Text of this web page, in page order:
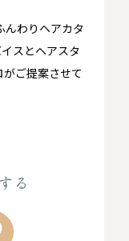
んわりヘアカタ
スとヘアスタ
ご提案させて
る